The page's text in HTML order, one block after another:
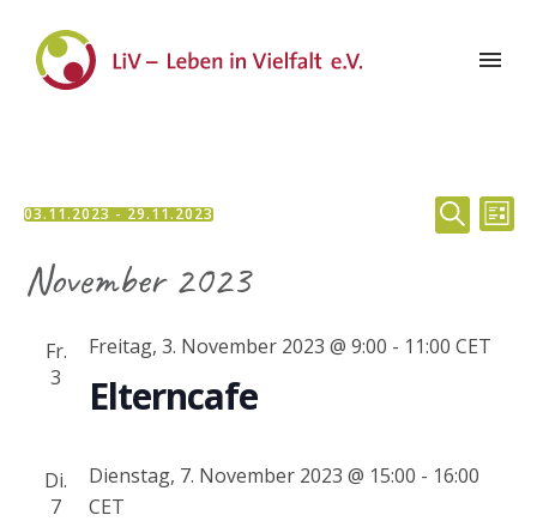
und
SUCHE
LISTE
03.11.2023 - 29.11.2023
wählen.
November 2023
Fr.
3
Freitag, 3. November 2023 @ 9:00 - 11:00 CET
Elterncafe
Di.
7
Dienstag, 7. November 2023 @ 15:00 - 16:00
CET